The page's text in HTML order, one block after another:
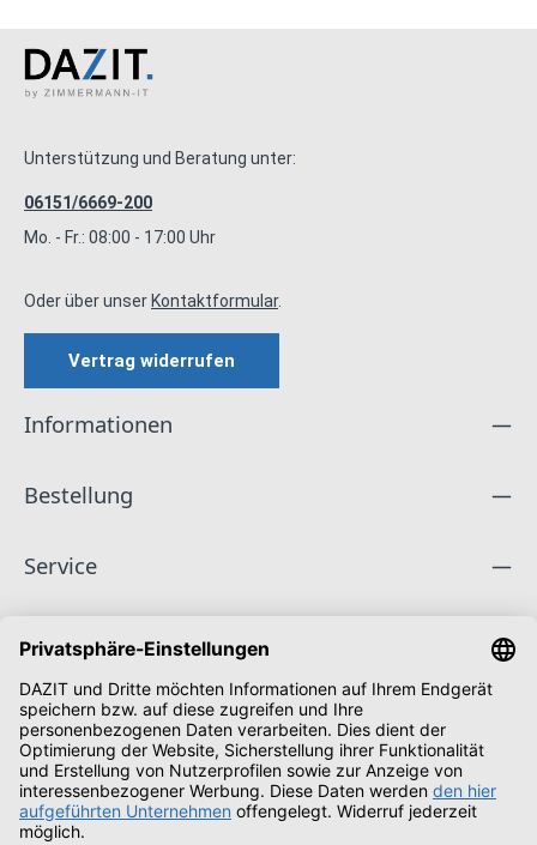
Unterstützung und Beratung unter:
06151/6669-200
Mo. - Fr.: 08:00 - 17:00 Uhr
Oder über unserKontaktformular.
Vertrag widerrufen
Informationen
Bestellung
Service
Unternehmen
Folge uns
Zahlungsarten